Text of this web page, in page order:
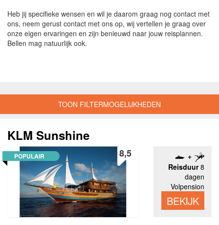
Heb jij specifieke wensen en wil je daarom graag nog contact met
ons, neem gerust contact met ons op, wij vertellen je graag over
onze eigen ervaringen en zijn benieuwd naar jouw reisplannen.
Bellen mag natuurlijk ook.
TOON FILTERMOGELIJKHEDEN
KLM Sunshine
POPULAIR 8,5
Reisduur8
dagen
Volpension
BEKIJK